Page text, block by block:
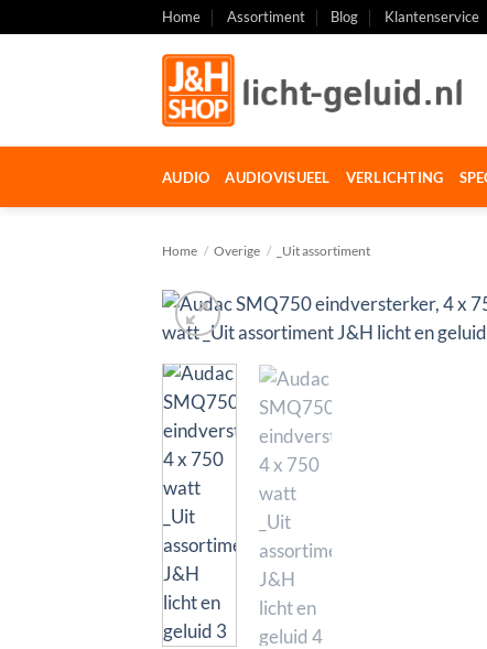
naar
Home Assortiment Blog Klantenservice
AUDIO AUDIOVISUEEL VERLICHTING
Home / Overige / _Uit assortiment